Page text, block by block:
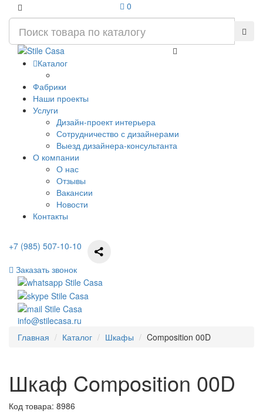
0
Каталог
Фабрики
Наши проекты
Услуги
Дизайн-проект интерьера
Сотрудничество с дизайнерами
Выезд дизайнера-консультанта
О компании
О нас
Отзывы
Вакансии
Новости
Контакты
+7 (985) 507-10-10
Заказать звонок
info@stilecasa.ru
Главная
Каталог Шкафы Composition 00D
Шкаф Composition 00D
Код товара: 8986